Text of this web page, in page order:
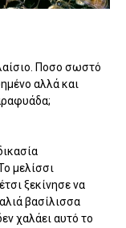
Ποσο σωστό
αλλά και
μελίσσι
ξεκίνησε να
βασίλισσα
χαλάει αυτό το